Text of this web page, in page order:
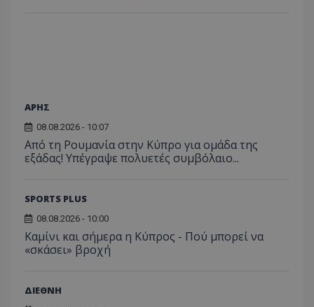
ΑΡΗΣ
08.08.2026 - 10:07
Από τη Ρουμανία στην Κύπρο για ομάδα της
εξάδας! Υπέγραψε πολυετές συμβόλαιο...
SPORTS PLUS
08.08.2026 - 10:00
Καμίνι και σήμερα η Κύπρος - Πού μπορεί να
«σκάσει» βροχή
ΔΙΕΘΝΗ